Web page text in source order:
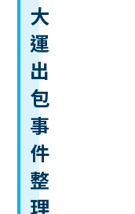
大
運
出
包
事
件
整
理